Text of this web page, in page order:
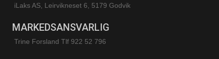
iLaks AS, Leirvikneset 6, 5179 Godvik
MARKEDSANSVARLIG
Trine Forsland Tlf 922 52 796